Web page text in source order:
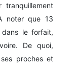
tranquillement
noter que 13
dans le forfait,
De quoi,
proches et